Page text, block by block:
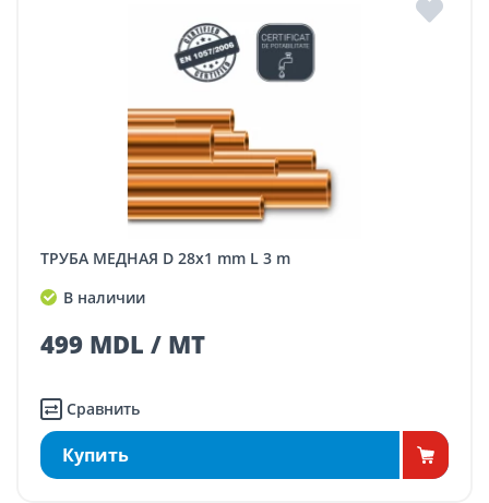
ТРУБА МЕДНАЯ D 28x1 mm L 3 m
В наличии
499 MDL / MT
Сравнить
Купить